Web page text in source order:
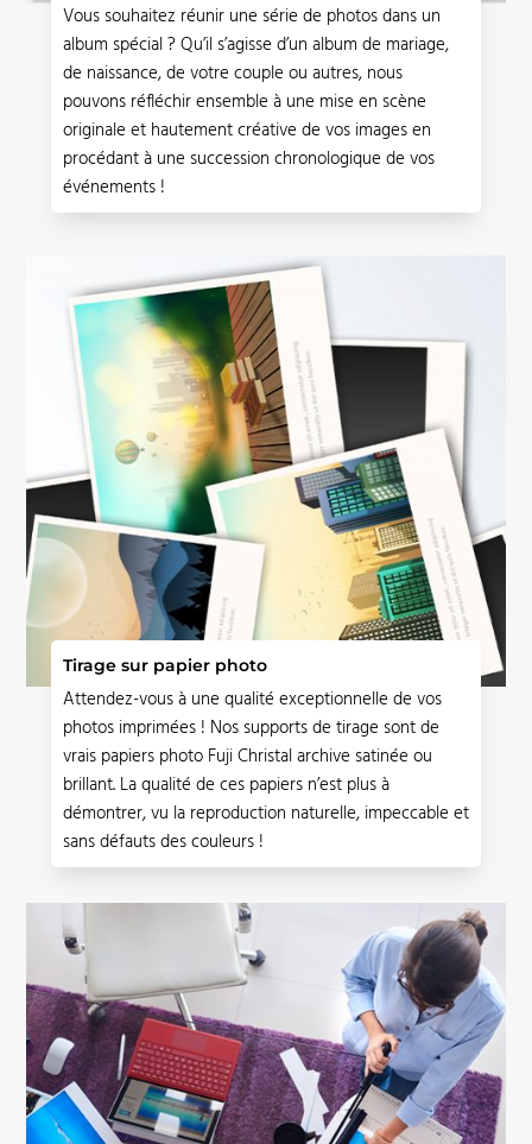
Vous souhaitez réunir une série de photos dans un
album spécial ? Qu’il s’agisse d’un album de mariage,
de naissance, de votre couple ou autres, nous
pouvons réfléchir ensemble à une mise en scène
originale et hautement créative de vos images en
procédant à une succession chronologique de vos
événements !
Tirage sur papier photo
Attendez-vous à une qualité exceptionnelle de vos
photos imprimées ! Nos supports de tirage sont de
vrais papiers photo Fuji Christal archive satinée ou
brillant. La qualité de ces papiers n’est plus à
démontrer, vu la reproduction naturelle, impeccable et
sans défauts des couleurs !